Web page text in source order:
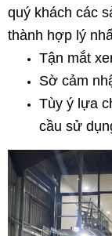
quý khách các
thành hợp lý
Tận mắt
Sờ cảm
Tùy ý lựa
cầu sử